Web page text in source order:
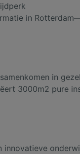
in
in
3000m2 pure